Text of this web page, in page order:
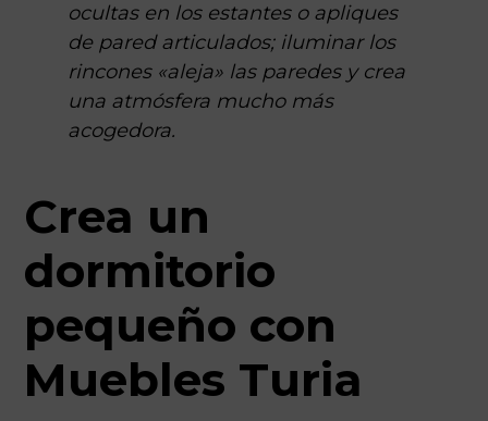
ocultas en los estantes o apliques
de pared articulados; iluminar los
rincones «aleja» las paredes y crea
una atmósfera mucho más
acogedora.
Crea un
dormitorio
pequeño con
Muebles Turia